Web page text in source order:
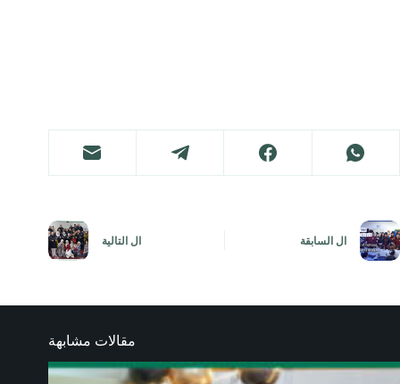
ال السابقة ال التالية
مقالات مشابهة